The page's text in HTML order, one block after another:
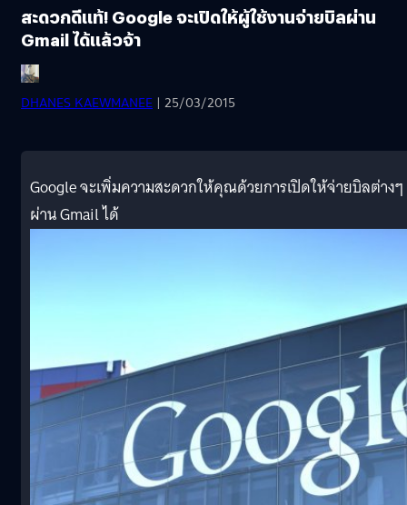
สะดวกดีแท้! Google จะเปิดให้ผู้ใช้งานจ่ายบิลผ่าน
Gmail ได้แล้วจ้า
DHANES KAEWMANEE | 25/03/2015
Google จะเพิ่มความสะดวกให้คุณด้วยการเปิดให้จ่ายบิลต่างๆ
ผ่าน Gmail ได้